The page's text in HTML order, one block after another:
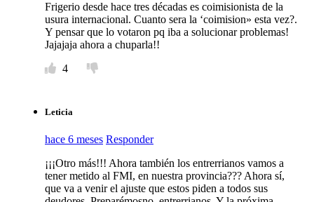
Frigerio desde hace tres décadas es coimisionista de la
usura internacional. Cuanto sera la ‘coimision» esta vez?.
Y pensar que lo votaron pq iba a solucionar problemas!
Jajajaja ahora a chuparla!!
4
Leticia
hace 6 meses Responder
¡¡¡Otro más!!! Ahora también los entrerrianos vamos a
tener metido al FMI, en nuestra provincia??? Ahora sí,
que va a venir el ajuste que estos piden a todos sus